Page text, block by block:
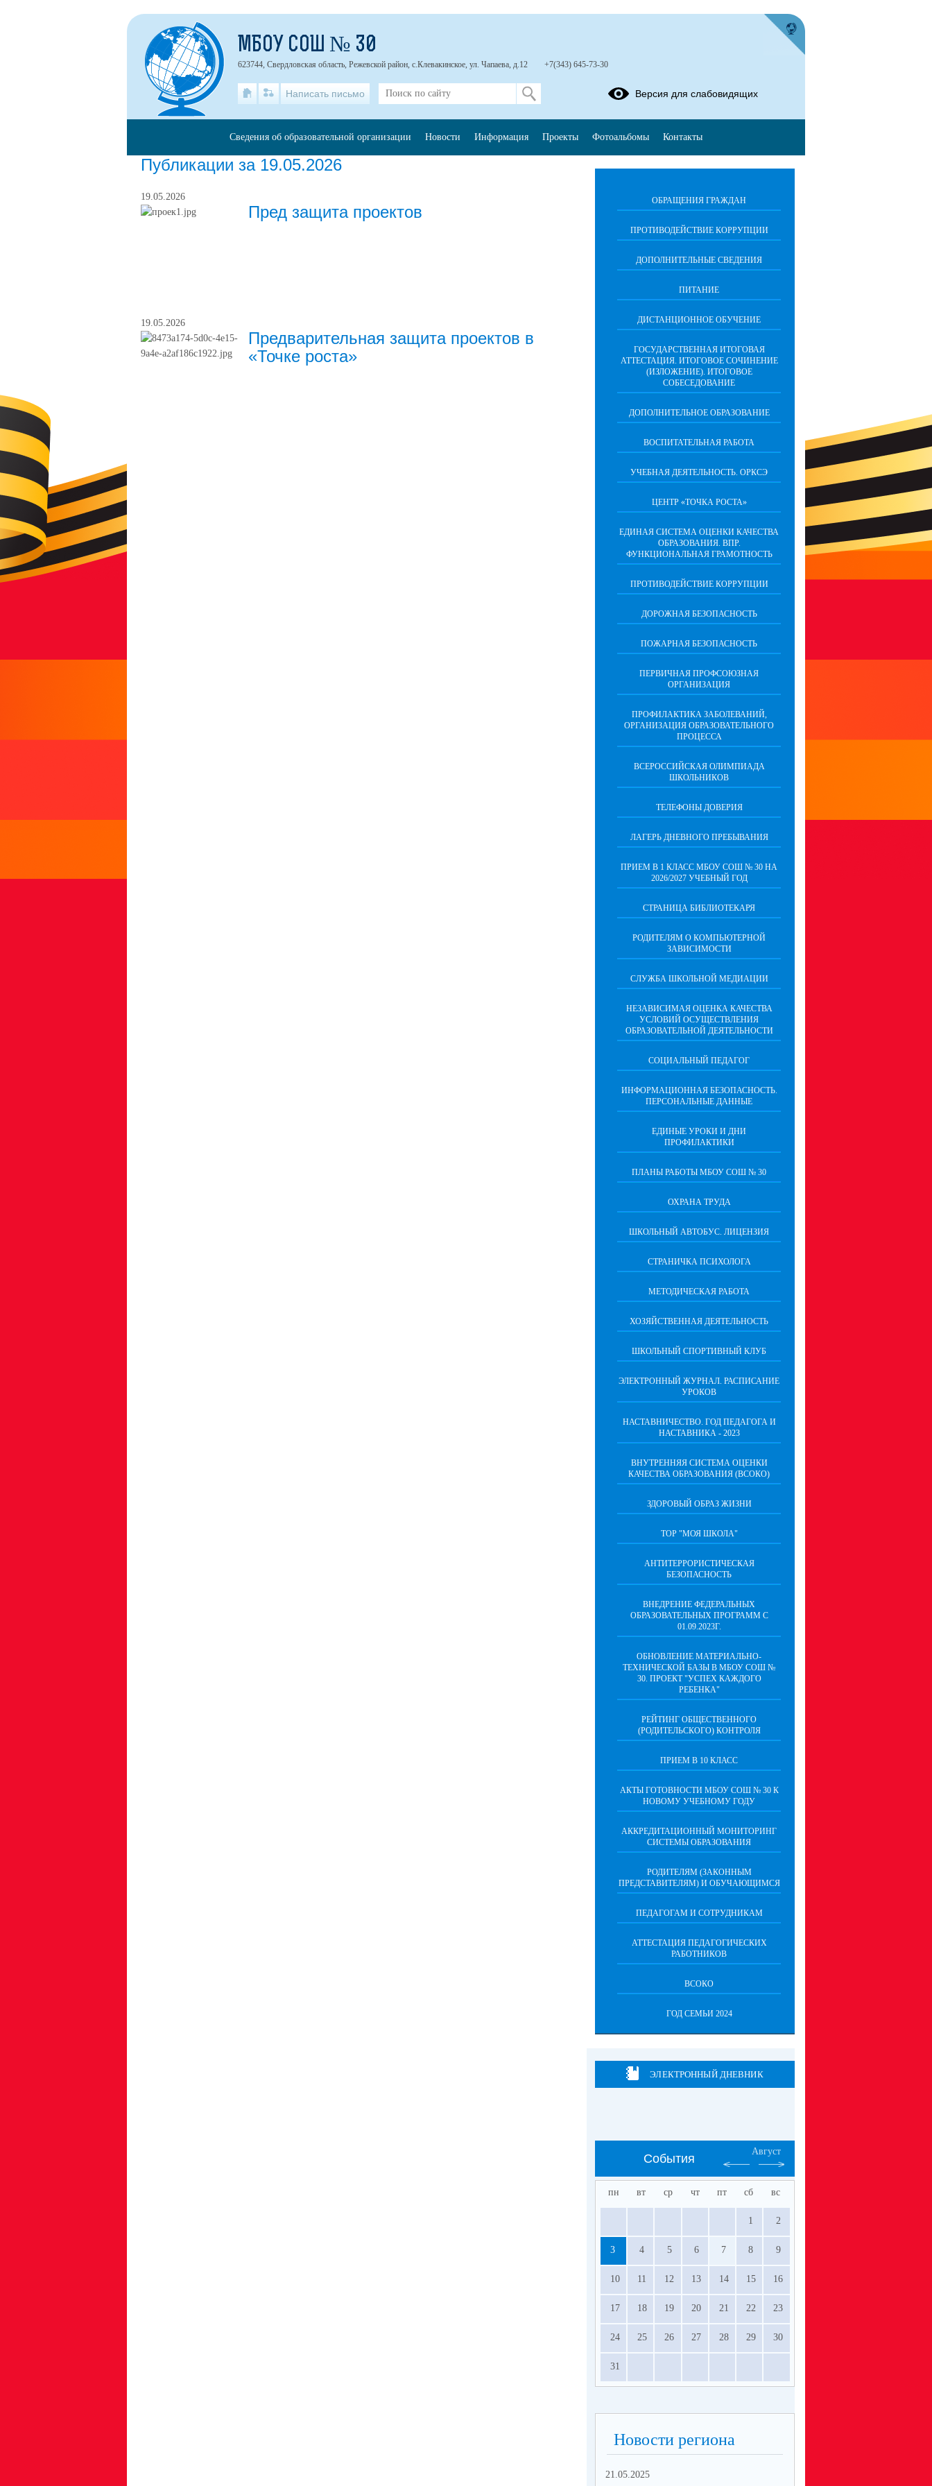
Публикации за 19.05.2026
19.05.2026
Пред защита проектов
19.05.2026
Предварительная защита проектов в
«Точке роста»
ОБРАЩЕНИЯ ГРАЖДАН
ПРОТИВОДЕЙСТВИЕ КОРРУПЦИИ
ДОПОЛНИТЕЛЬНЫЕ СВЕДЕНИЯ
ПИТАНИЕ
ДИСТАНЦИОННОЕ ОБУЧЕНИЕ
ГОСУДАРСТВЕННАЯ ИТОГОВАЯ
АТТЕСТАЦИЯ. ИТОГОВОЕ СОЧИНЕНИЕ
(ИЗЛОЖЕНИЕ). ИТОГОВОЕ
СОБЕСЕДОВАНИЕ
ДОПОЛНИТЕЛЬНОЕ ОБРАЗОВАНИЕ
ВОСПИТАТЕЛЬНАЯ РАБОТА
УЧЕБНАЯ ДЕЯТЕЛЬНОСТЬ. ОРКСЭ
ЦЕНТР «ТОЧКА РОСТА»
ЕДИНАЯ СИСТЕМА ОЦЕНКИ КАЧЕСТВА
ОБРАЗОВАНИЯ. ВПР.
ФУНКЦИОНАЛЬНАЯ ГРАМОТНОСТЬ
ПРОТИВОДЕЙСТВИЕ КОРРУПЦИИ
ДОРОЖНАЯ БЕЗОПАСНОСТЬ
ПОЖАРНАЯ БЕЗОПАСНОСТЬ
ПЕРВИЧНАЯ ПРОФСОЮЗНАЯ
ОРГАНИЗАЦИЯ
ПРОФИЛАКТИКА ЗАБОЛЕВАНИЙ,
ОРГАНИЗАЦИЯ ОБРАЗОВАТЕЛЬНОГО
ПРОЦЕССА
ВСЕРОССИЙСКАЯ ОЛИМПИАДА
ШКОЛЬНИКОВ
ТЕЛЕФОНЫ ДОВЕРИЯ
ЛАГЕРЬ ДНЕВНОГО ПРЕБЫВАНИЯ
ПРИЕМ В 1 КЛАСС МБОУ СОШ № 30 НА
2026/2027 УЧЕБНЫЙ ГОД
СТРАНИЦА БИБЛИОТЕКАРЯ
РОДИТЕЛЯМ О КОМПЬЮТЕРНОЙ
ЗАВИСИМОСТИ
СЛУЖБА ШКОЛЬНОЙ МЕДИАЦИИ
НЕЗАВИСИМАЯ ОЦЕНКА КАЧЕСТВА
УСЛОВИЙ ОСУЩЕСТВЛЕНИЯ
ОБРАЗОВАТЕЛЬНОЙ ДЕЯТЕЛЬНОСТИ
СОЦИАЛЬНЫЙ ПЕДАГОГ
ИНФОРМАЦИОННАЯ БЕЗОПАСНОСТЬ.
ПЕРСОНАЛЬНЫЕ ДАННЫЕ
ЕДИНЫЕ УРОКИ И ДНИ
ПРОФИЛАКТИКИ
ПЛАНЫ РАБОТЫ МБОУ СОШ № 30
ОХРАНА ТРУДА
ШКОЛЬНЫЙ АВТОБУС. ЛИЦЕНЗИЯ
СТРАНИЧКА ПСИХОЛОГА
МЕТОДИЧЕСКАЯ РАБОТА
ХОЗЯЙСТВЕННАЯ ДЕЯТЕЛЬНОСТЬ
ШКОЛЬНЫЙ СПОРТИВНЫЙ КЛУБ
ЭЛЕКТРОННЫЙ ЖУРНАЛ. РАСПИСАНИЕ
УРОКОВ
НАСТАВНИЧЕСТВО. ГОД ПЕДАГОГА И
НАСТАВНИКА - 2023
ВНУТРЕННЯЯ СИСТЕМА ОЦЕНКИ
КАЧЕСТВА ОБРАЗОВАНИЯ (ВСОКО)
ЗДОРОВЫЙ ОБРАЗ ЖИЗНИ
ТОР "МОЯ ШКОЛА"
АНТИТЕРРОРИСТИЧЕСКАЯ
БЕЗОПАСНОСТЬ
ВНЕДРЕНИЕ ФЕДЕРАЛЬНЫХ
ОБРАЗОВАТЕЛЬНЫХ ПРОГРАММ С
01.09.2023Г.
ОБНОВЛЕНИЕ МАТЕРИАЛЬНО-
ТЕХНИЧЕСКОЙ БАЗЫ В МБОУ СОШ №
30. ПРОЕКТ "УСПЕХ КАЖДОГО
РЕБЕНКА"
РЕЙТИНГ ОБЩЕСТВЕННОГО
(РОДИТЕЛЬСКОГО) КОНТРОЛЯ
ПРИЕМ В 10 КЛАСС
АКТЫ ГОТОВНОСТИ МБОУ СОШ № 30 К
НОВОМУ УЧЕБНОМУ ГОДУ
АККРЕДИТАЦИОННЫЙ МОНИТОРИНГ
СИСТЕМЫ ОБРАЗОВАНИЯ
РОДИТЕЛЯМ (ЗАКОННЫМ
ПРЕДСТАВИТЕЛЯМ) И ОБУЧАЮЩИМСЯ
ПЕДАГОГАМ И СОТРУДНИКАМ
АТТЕСТАЦИЯ ПЕДАГОГИЧЕСКИХ
РАБОТНИКОВ
ВСОКО
ГОД СЕМЬИ 2024
ЭЛЕКТРОННЫЙ ДНЕВНИК
События
Август
пн вт ср чт пт сб вс
1 2
3 4 5 6 7 8 9
10 11 12 13 14 15 16
17 18 19 20 21 22 23
24 25 26 27 28 29 30
31
Новости региона
21.05.2025
МБОУ СОШ № 30
623744, Свердловская область, Режевской район, с.Клевакинское, ул. Чапаева, д.12 +7(343) 645-73-30
Написать письмо Версия для слабовидящих
Сведения об образовательной организации Новости Информация Проекты Фотоальбомы Контакты